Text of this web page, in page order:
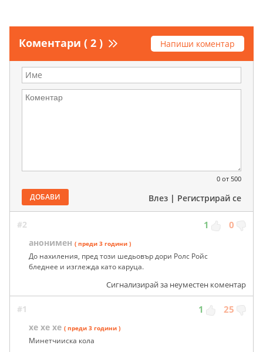
Коментари ( 2 ) Напиши коментар
0 от 500
ДОБАВИ Влез | Регистрирай се
#2 1 0
анонимен ( преди 3 години )
До нахиления, пред този шедьовър дори Ролс Ройс
бледнее и изглежда като каруца.
Сигнализирай за неуместен коментар
#1 1 25
хе хе хе ( преди 3 години )
Минетчииска кола